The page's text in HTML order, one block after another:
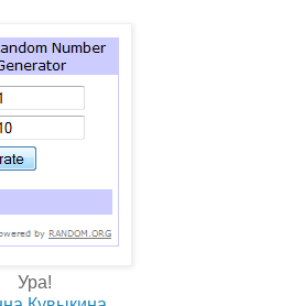
Ура!